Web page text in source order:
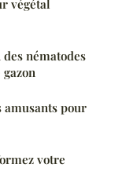
végétal
nématodes
amusants pour
votre